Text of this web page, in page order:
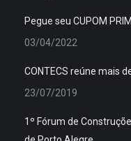
Pegue seu CUPOM
03/04/2022
CONTECS reúne mais
23/07/2019
1º Fórum de